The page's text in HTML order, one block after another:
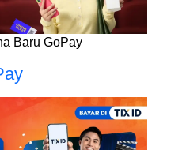
Baru GoPay